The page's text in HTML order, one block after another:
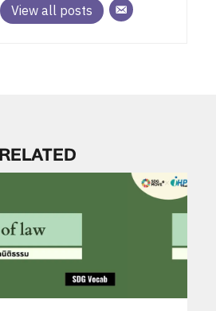
View all posts
RELATED